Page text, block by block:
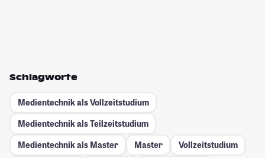
Schlagworte
Medientechnik als Vollzeitstudium
Medientechnik als Teilzeitstudium
Medientechnik als Master
Master
Vollzeitstudium